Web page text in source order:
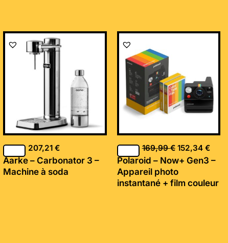
207,21€
Aarke – Carbonator 3 –
Machine à soda
169,99€
Le
169,99 €.
152,34 €
Le
Polaroid – Now+ Gen3 –
Appareil photo
instantané + film couleur